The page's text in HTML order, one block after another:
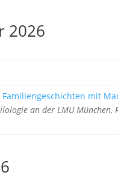
2026
mit
an der LMU München,